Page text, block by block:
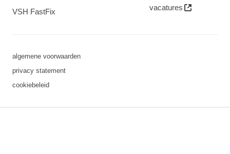
VSH FastFix
vacatures
algemene voorwaarden
privacy statement
cookiebeleid